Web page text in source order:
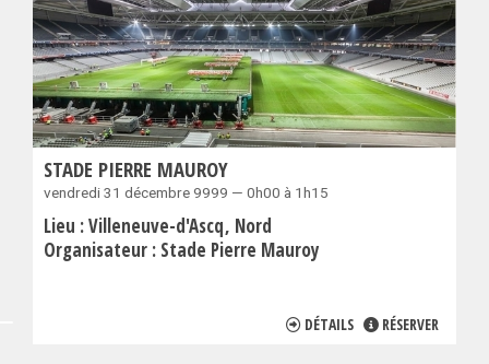
STADE PIERRE MAUROY
vendredi 31 décembre 9999 — 0h00 à 1h15
Lieu :Villeneuve-d'Ascq Nord
Organisateur : Stade Pierre Mauroy
DÉTAILS RÉSERVER